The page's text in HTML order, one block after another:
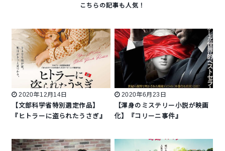
2020年12月14日
【文部科学省特別選定作品】
『ヒトラーに盗られたうさぎ』
2020年6月23日
【渾身のミステリー小説が映画
化】『コリーニ事件』